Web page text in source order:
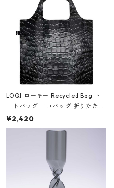
ア/クラウン ブラック
LOQI ローキー Recycled Bag ト
ートバッグ エコバッグ 折りたたみ
大きめ 撥水加工 収納ポーチ CRO
CODILE/Black クロコダイル/ブラ
¥2,420